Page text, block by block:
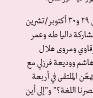
أقيمت النسخة التجريبية من الملتقى في ٢٩ و٣٠ أكتوبر/تشرين
بمشاركة داليا طه وعمر
ومروى هلال
ووديعة فرزلي مع
الملتقى في أربعة
اللغة؟” و”إلى أين